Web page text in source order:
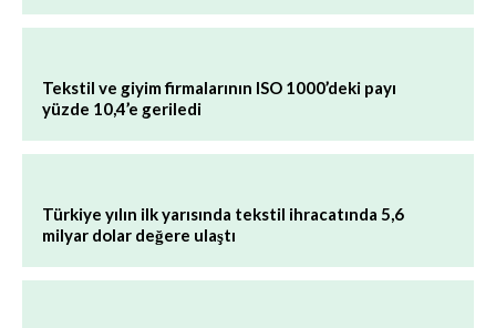
Tekstil ve giyim firmalarının ISO 1000’deki payı
yüzde 10,4’e geriledi
Türkiye yılın ilk yarısında tekstil ihracatında 5,6
milyar dolar değere ulaştı